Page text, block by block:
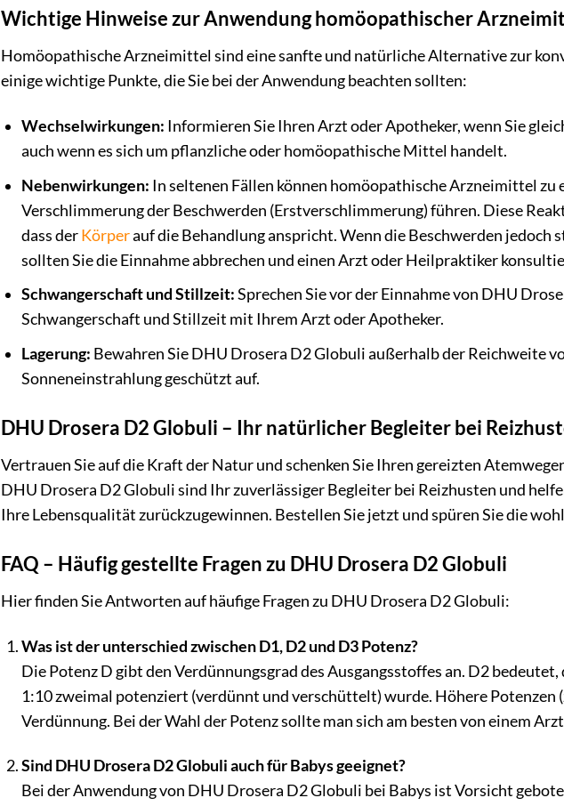
Wichtige Hinweise zur Anwendung homöopathischer
Homöopathische Arzneimittel sind eine sanfte und natürliche Alternative zur
einige wichtige Punkte, die Sie bei der Anwendung beachten sollten:
Wechselwirkungen: Informieren Sie Ihren Arzt oder Apotheker, wenn Sie
auch wenn es sich um pflanzliche oder homöopathische Mittel handelt.
Nebenwirkungen: In seltenen Fällen können homöopathische Arzneimittel zu
Verschlimmerung der Beschwerden (Erstverschlimmerung) führen. Diese
dass derKörperauf die Behandlung anspricht. Wenn die Beschwerden jedoch
sollten Sie die Einnahme abbrechen und einen Arzt oder Heilpraktiker
Schwangerschaft und Stillzeit:Sprechen Sie vor der Einnahme von DHU
Schwangerschaft und Stillzeit mit Ihrem Arzt oder Apotheker.
Lagerung: Bewahren Sie DHU Drosera D2 Globuli außerhalb der Reichweite
Sonneneinstrahlung geschützt auf.
DHU Drosera D2 Globuli – Ihr natürlicher Begleiter bei
Vertrauen Sie auf die Kraft der Natur und schenken Sie Ihren gereizten
DHU Drosera D2 Globuli sind Ihr zuverlässiger Begleiter bei Reizhusten und
Ihre Lebensqualität zurückzugewinnen. Bestellen Sie jetzt und spüren Sie die
FAQ – Häufig gestellte Fragen zu DHU Drosera D2 Globuli
Hier finden Sie Antworten auf häufige Fragen zu DHU Drosera D2 Globuli:
Was ist der unterschied zwischen D1, D2 und D3 Potenz?
Die Potenz D gibt den Verdünnungsgrad des Ausgangsstoffes an. D2
1:10 zweimal potenziert (verdünnt und verschüttelt) wurde. Höhere Potenzen
Verdünnung. Bei der Wahl der Potenz sollte man sich am besten von einem
Sind DHU Drosera D2 Globuli auch für Babys geeignet?
Bei der Anwendung von DHU Drosera D2 Globuli bei Babys ist Vorsicht